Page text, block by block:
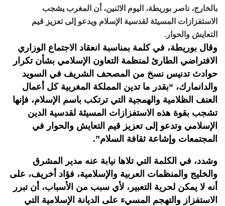
بالخارج، ناصر بوريطة، اليوم الاثنين، أن المغرب يشجب
الاستفزازات المسيئة لقدسية الإسلام ويدعو إلى تعزيز قيم
التعايش والحوار.
وقال بوريطة، في كلمة بمناسبة انعقاد الاجتماع الوزاري
الافتراضي الطارئ لمنظمة التعاون الإسلامي بشأن تكرار
حوادث تدنيس نسخ من المصحف الشريف في السويد
والدانمارك، “بقدر ما تدين المملكة المغربية كل أعمال
العنف الظلامية والهمجية التي ترتكب باسم الإسلام، فإنها
تشجب بقوة هذه الاستفزازات المسيئة لقدسية الدين
الإسلامي وتدعو إلى تعزيز قيم التعايش والحوار في
المجتمعات وإشاعة ثقافة السلام”.
وشدد، في الكلمة التي تلاها نيابة عنه مدير المشرق
والخليج والمنظمات العربية والإسلامية، فؤاد أخريف، على
أنه لا يمكن لحرية التعبير، لأي سبب من الأسباب، أن تبرر
الاستفزاز والتهجم المسيء على الديانة الإسلامية التي